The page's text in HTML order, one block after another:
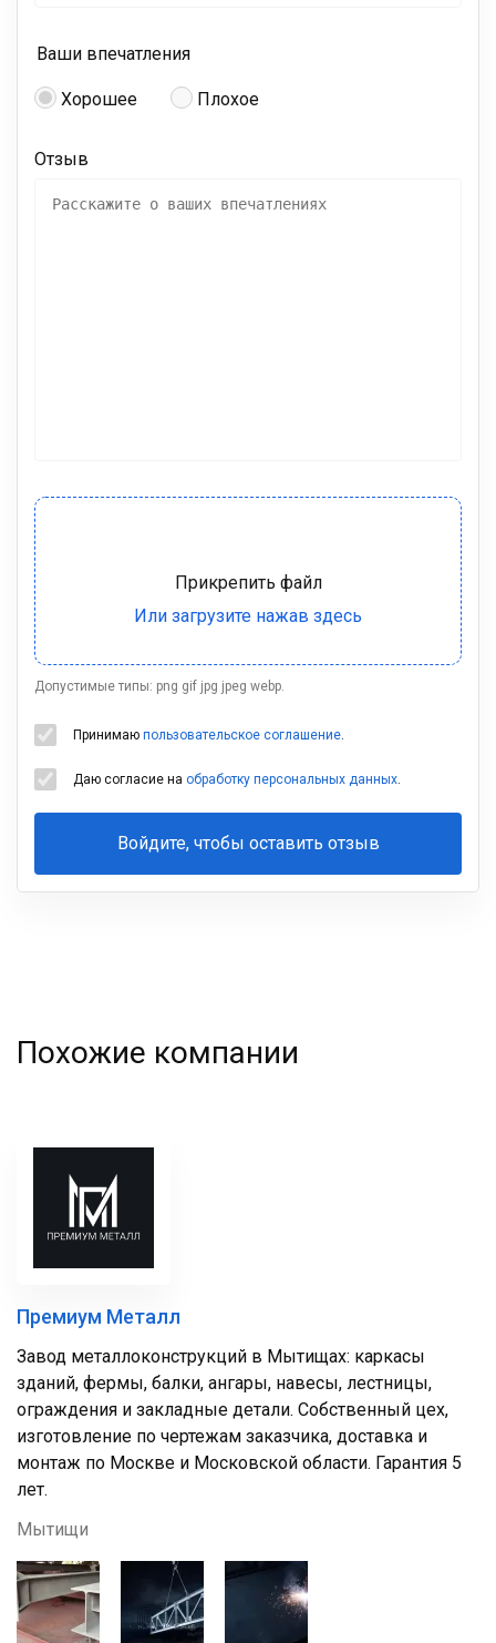
Ваши впечатления
Хорошее Плохое
Отзыв
Допустимые типы: png gif jpg jpeg webp.
Принимаю пользовательское соглашение.
Даю согласие на обработку персональных данных.
Войдите, чтобы оставить отзыв
Ваша
Похожие компании
Премиум Металл
Завод металлоконструкций в Мытищах: каркасы
зданий, фермы, балки, ангары, навесы, лестницы,
ограждения и закладные детали. Собственный цех,
изготовление по чертежам заказчика, доставка и
монтаж по Москве и Московской области. Гарантия 5
лет.
Мытищи